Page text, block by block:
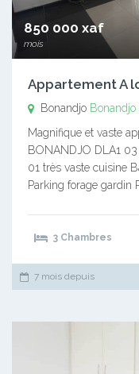
850 000 xaf
mois
Appartement A
Bonandjo Bonandjo
Magnifique et vaste
BONANDJO DLA1
01 très vaste cuisine
Parking forage gardin
3 Chambres
7 mois depuis